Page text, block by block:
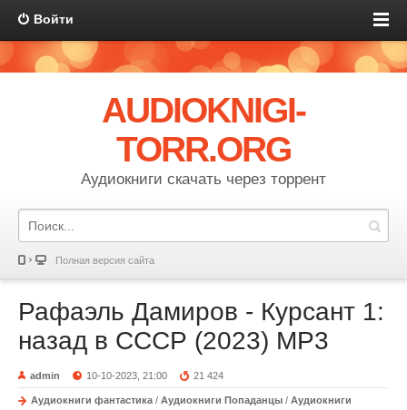
Войти
AUDIOKNIGI-
TORR.ORG
Аудиокниги скачать через торрент
Полная версия сайта
Рафаэль Дамиров - Курсант 1:
назад в СССР (2023) МР3
admin 10-10-2023, 21:00 21 424
Аудиокниги фантастика / Аудиокниги Попаданцы / Аудиокниги